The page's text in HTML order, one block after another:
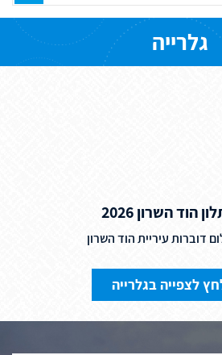
גלרייה
הוד השרון 2026
דוברות עיריית הוד השרון
לצפייה בגלרייה